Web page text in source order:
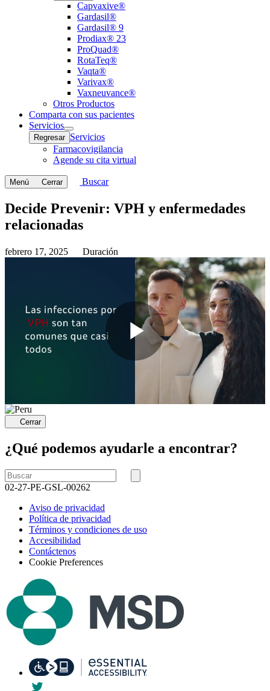
Capvaxive®
Gardasil®
Gardasil® 9
Prodiax® 23
ProQuad®
RotaTeq®
Vaqta®
Varivax®
Vaxneuvance®
Otros Productos
Comparta con sus pacientes
Servicios
Open
submenu
Regresar Servicios
Farmacovigilancia
Agende su cita virtual
Menú Cerrar Buscar
Decide Prevenir: VPH y enfermedades
relacionadas
febrero 17, 2025 Duración
Play
Cerrar
¿Qué podemos ayudarle a encontrar?
Buscar
por
Buscar
02-27-PE-GSL-00262
Aviso de privacidad
Política de privacidad
Términos y condiciones de uso
Accesibilidad
Contáctenos
Cookie Preferences